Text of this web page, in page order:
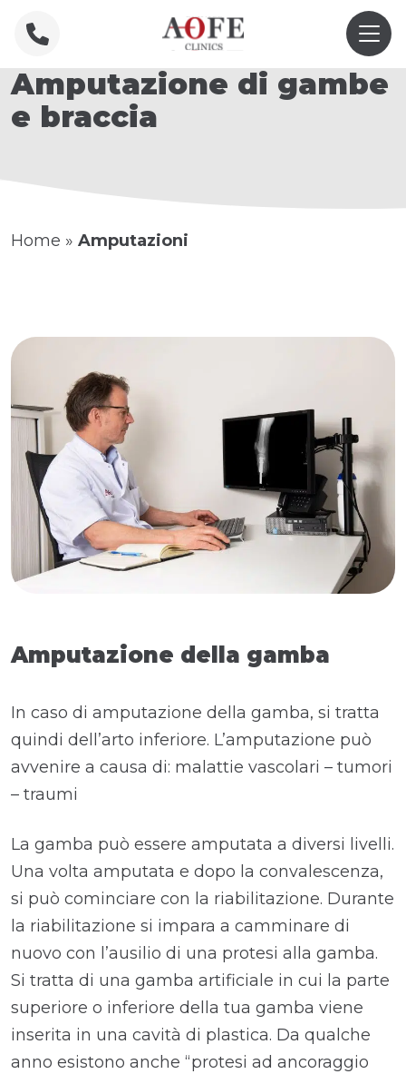
Amputazione di gambe
e braccia
Home » Amputazioni
Amputazione della gamba
In caso di amputazione della gamba, si tratta
quindi dell’arto inferiore. L’amputazione può
avvenire a causa di: malattie vascolari – tumori
– traumi
La gamba può essere amputata a diversi livelli.
Una volta amputata e dopo la convalescenza,
si può cominciare con la riabilitazione. Durante
la riabilitazione si impara a camminare di
nuovo con l’ausilio di una protesi alla gamba.
Si tratta di una gamba artificiale in cui la parte
superiore o inferiore della tua gamba viene
inserita in una cavità di plastica. Da qualche
anno esistono anche “protesi ad ancoraggio